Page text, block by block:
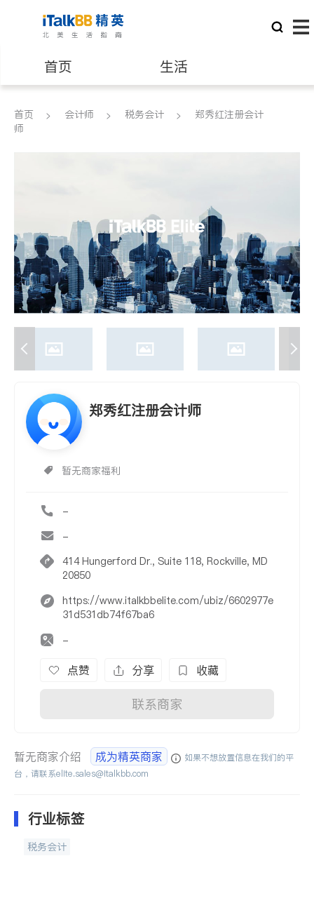
首页 生活
医生 律师
养老 非盈利组织
首页 会计师 税务会计
郑秀红注册会计
师
郑秀红注册会计师
暂无商家福利
-
-
414 Hungerford Dr., Suite 118, Rockville, MD
20850
https://www.italkbbelite.com/ubiz/6602977e
31d531db74f67ba6
-
点赞 分享 收藏
联系商家
暂无商家介绍 成为精英商家
如果不想放置信息在我们的平
台，请联系elite.sales@italkbb.com
行业标签
税务会计